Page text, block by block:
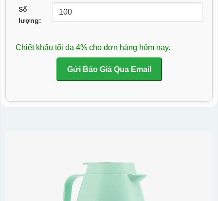
Số
lượng:
Chiết khấu tối đa 4% cho đơn hàng hôm nay.
Gửi Báo Giá Qua Email